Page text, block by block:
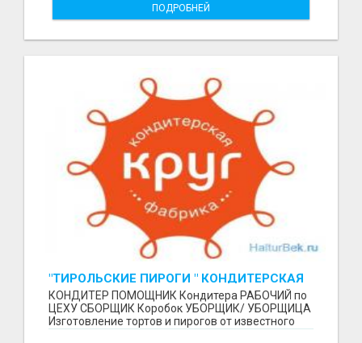
ПОДРОБНЕЙ
"ТИРОЛЬСКИЕ ПИРОГИ " КОНДИТЕРСКАЯ
ФАБРИКА "КРУГ "
КОНДИТЕР ПОМОЩНИК Кондитера РАБОЧИЙ по
ЦЕХУ СБОРЩИК Коробок УБОРЩИК/ УБОРЩИЦА
Изготовление тортов и пирогов от известного